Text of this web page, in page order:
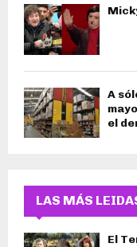
A
el
LAS MÁS
El